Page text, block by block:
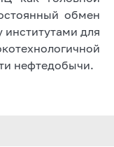
обмен
для
нефтедобычи.